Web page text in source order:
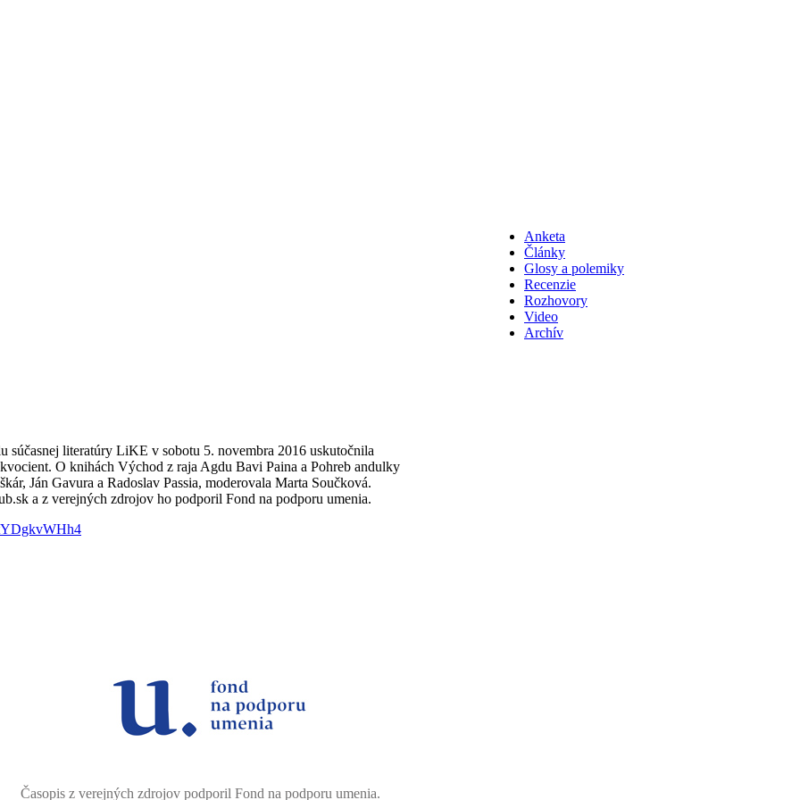
Anketa
Články
Glosy a polemiky
Recenzie
Rozhovory
Video
Archív
súčasnej literatúry LiKE v sobotu 5. novembra 2016 uskutočnila
O knihách Východ z raja Agdu Bavi Paina a Pohreb andulky
Ján Gavura a Radoslav Passia, moderovala Marta Součková.
a z verejných zdrojov ho podporil Fond na podporu umenia.
Časopis z verejných zdrojov podporil Fond na podporu umenia.